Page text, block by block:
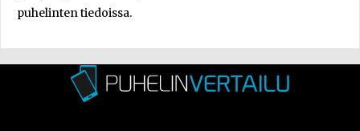
puhelinten tiedoissa.